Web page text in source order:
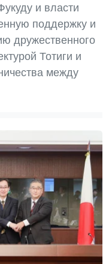
и власти
поддержку и
дружественного
Тотиги и
между